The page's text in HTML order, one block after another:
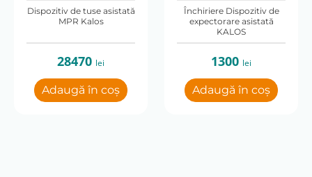
3.2
Consum de energie (W)
Dispozitiv de tuse asistată
MPR Kalos
28470 lei
Adaugă în coș
Închiriere Dispozitiv de
expectorare asistată
KALOS
1300 lei
Adaugă în coș